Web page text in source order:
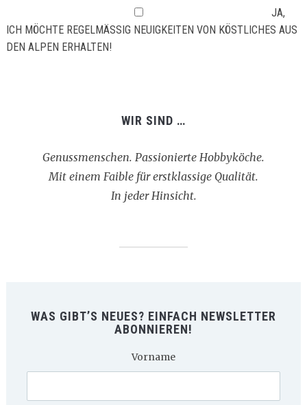
JA,
ICH MÖCHTE REGELMÄSSIG NEUIGKEITEN VON KÖSTLICHES AUS D
EN ALPEN ERHALTEN!
WIR SIND …
Genussmenschen. Passionierte Hobbyköche.
Mit einem Faible für erstklassige Qualität.
In jeder Hinsicht.
WAS GIBT’S NEUES? EINFACH NEWSLETTER
ABONNIEREN!
Vorname